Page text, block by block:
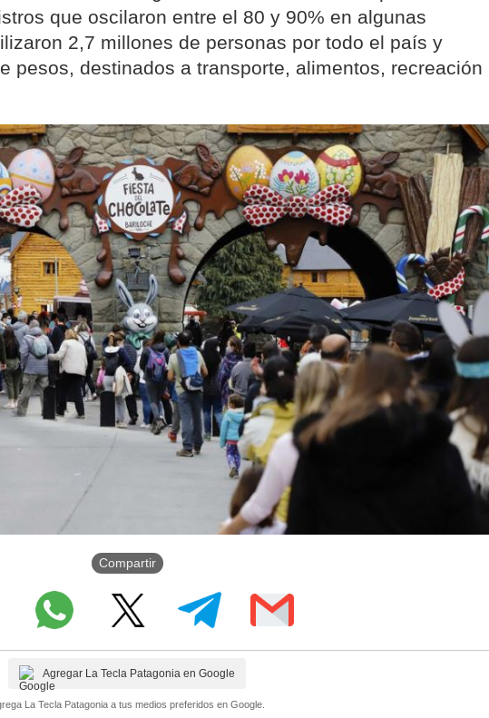
que oscilaron entre el 80 y 90% en algunas
2,7 millones de personas por todo el país y
pesos, destinados a transporte, alimentos, recreación
Compartir
Agregar La Tecla Patagonia en Google
La Tecla Patagonia a tus medios preferidos en Google.